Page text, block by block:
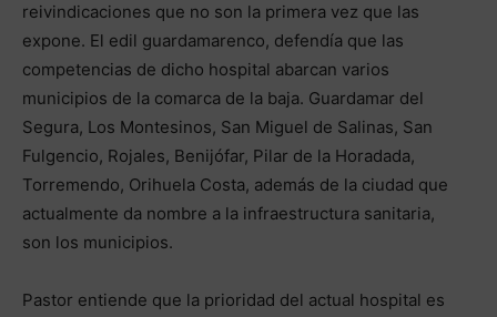
reivindicaciones que no son la primera vez que las
expone. El edil guardamarenco, defendía que las
competencias de dicho hospital abarcan varios
municipios de la comarca de la baja. Guardamar del
Segura, Los Montesinos, San Miguel de Salinas, San
Fulgencio, Rojales, Benijófar, Pilar de la Horadada,
Torremendo, Orihuela Costa, además de la ciudad que
actualmente da nombre a la infraestructura sanitaria,
son los municipios.
Pastor entiende que la prioridad del actual hospital es